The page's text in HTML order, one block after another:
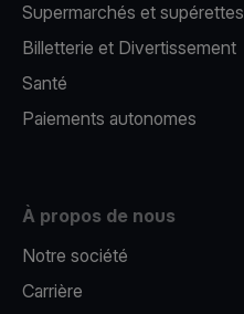
Supermarchés et supérettes
Billetterie et Divertissement
Santé
Paiements autonomes
À propos de nous
Notre société
Carrière